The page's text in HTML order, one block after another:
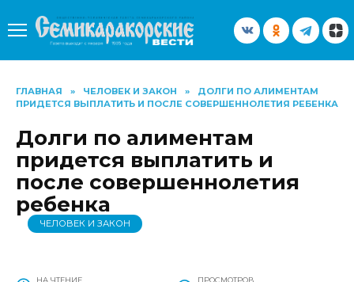
содержанию
ГЛАВНАЯ » ЧЕЛОВЕК И ЗАКОН »
ДОЛГИ ПО АЛИМЕНТАМ
ПРИДЕТСЯ ВЫПЛАТИТЬ И ПОСЛЕ СОВЕРШЕННОЛЕТИЯ РЕБЕНКА
Долги по алиментам
придется выплатить и
после совершеннолетия
ребенка
ЧЕЛОВЕК И ЗАКОН
НА ЧТЕНИЕ ПРОСМОТРОВ